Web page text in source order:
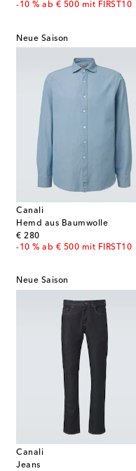
-10 % ab € 500 mit FIRST10
Neue Saison
Canali
Hemd aus Baumwolle
€ 280
original price
-10 % ab € 500 mit FIRST10
Neue Saison
Canali
Jeans